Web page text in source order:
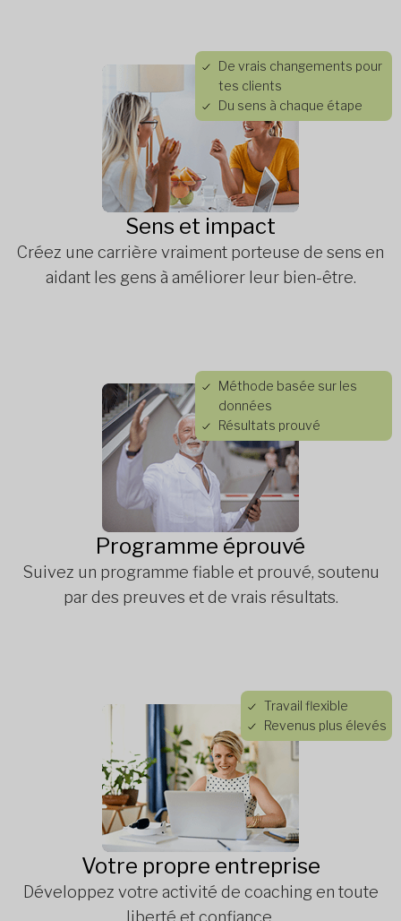
De vrais changements pour
tes clients
Du sens à chaque étape
Sens et impact
Créez une carrière vraiment porteuse de sens en
aidant les gens à améliorer leur bien-être.
Méthode basée sur les
données
Résultats prouvé
Programme éprouvé
Suivez un programme fiable et prouvé, soutenu
par des preuves et de vrais résultats.
Travail flexible
Revenus plus élevés
Votre propre entreprise
Développez votre activité de coaching en toute
liberté et confiance.